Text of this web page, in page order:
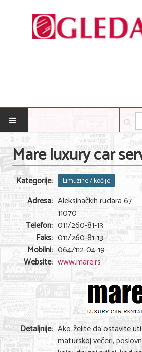
POČETNA
Posao
Nega lica i tela
Shopping
Sve za venčanje
Sve za decu
Gastronomija
Kuća i bašta
Zdravlje i medicina
Mare luxury car
Kategorije: Limuzine / kočije
Adresa: Aleksinačkih rudara 67
11070
Telefon: 011/260-81-13
Faks: 011/260-81-13
Mobilni: 064/112-04-19
Website: www.mare.rs
Detaljnije: Ako želite da ostavite
maturskoj večeri,